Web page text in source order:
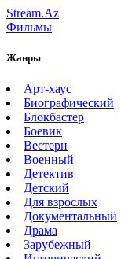
Stream.Az
Фильмы
Жанры
Арт-хаус
Биографический
Блокбастер
Боевик
Вестерн
Военный
Детектив
Детский
Для взрослых
Документальный
Драма
Зарубежный